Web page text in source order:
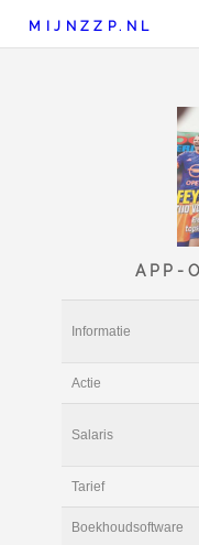
MIJNZZP.NL
Actie